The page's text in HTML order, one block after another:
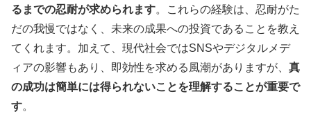
るまでの忍耐が求められます。これらの経験は、忍耐がた
だの我慢ではなく、未来の成果への投資であることを教え
てくれます。加えて、現代社会ではSNSやデジタルメデ
ィアの影響もあり、即効性を求める風潮がありますが、 真
の成功は簡単には得られないことを理解することが重要で
す。